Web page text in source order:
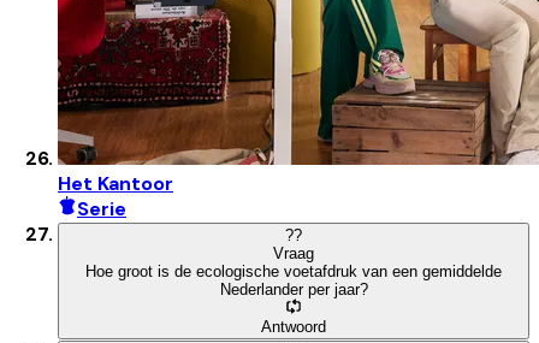
Het Kantoor
Serie
??
Vraag
Hoe groot is de ecologische voetafdruk van een gemiddelde
Nederlander per jaar?
Antwoord